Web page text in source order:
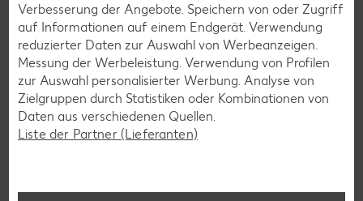
Verbesserung der Angebote. Speichern von oder Zugriff
auf Informationen auf einem Endgerät. Verwendung
reduzierter Daten zur Auswahl von Werbeanzeigen.
Messung der Werbeleistung. Verwendung von Profilen
zur Auswahl personalisierter Werbung. Analyse von
Zielgruppen durch Statistiken oder Kombinationen von
Daten aus verschiedenen Quellen.
Liste der Partner (Lieferanten)